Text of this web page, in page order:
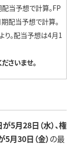
当予想で計算。FP
配当予想で計算。
。配当予想は4月1
さいませ。
5月28日（水）、権
月30日（金）の最